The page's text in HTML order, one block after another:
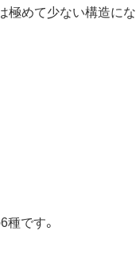
めて少ない構造に
です。